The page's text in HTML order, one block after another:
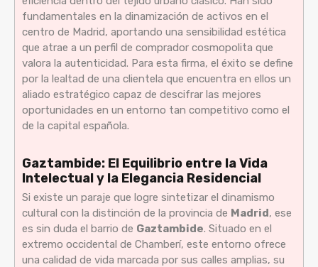
fundamentales en la dinamización de activos en el
centro de Madrid, aportando una sensibilidad estética
que atrae a un perfil de comprador cosmopolita que
valora la autenticidad. Para esta firma, el éxito se define
por la lealtad de una clientela que encuentra en ellos un
aliado estratégico capaz de descifrar las mejores
oportunidades en un entorno tan competitivo como el
de la capital española.
Gaztambide: El Equilibrio entre la Vida
Intelectual y la Elegancia Residencial
Si existe un paraje que logre sintetizar el dinamismo
cultural con la distinción de la provincia de Madrid, ese
es sin duda el barrio de Gaztambide. Situado en el
extremo occidental de Chamberí, este entorno ofrece
una calidad de vida marcada por sus calles amplias, su